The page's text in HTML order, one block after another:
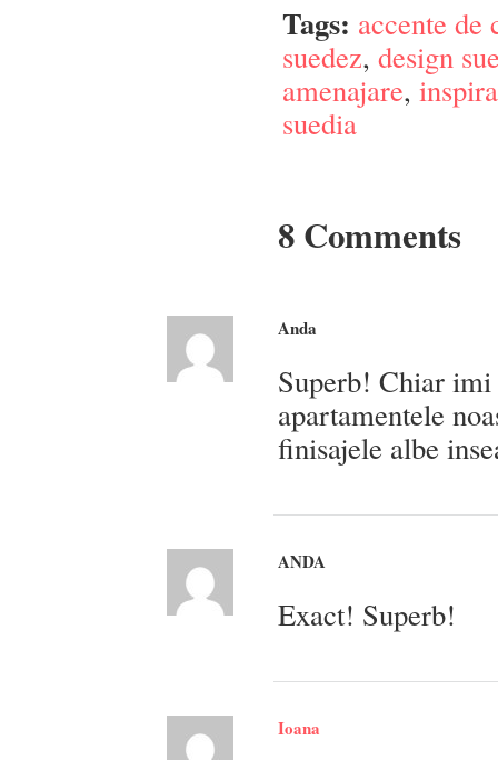
Tags: accente de
suedez, design
amenajare,
suedia
8 Comments
Anda
Superb! Chiar imi
apartamentele
finisajele albe
ANDA
Exact! Superb!
Ioana